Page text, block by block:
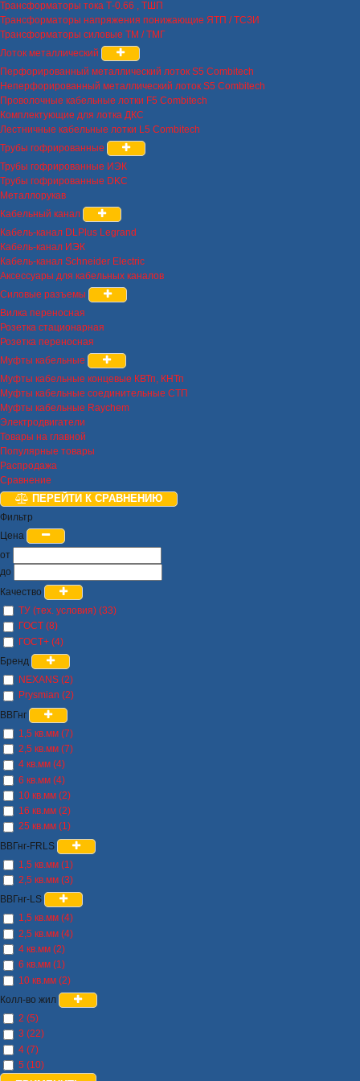
Трансформаторы тока Т-0.66 , ТШП
Трансформаторы напряжения понижающие ЯТП / ТСЗИ
Трансформаторы силовые ТМ / ТМГ
Лоток металлический
Перфорированный металлический лоток S5 Combitech
Неперфорированный металлический лоток S5 Combitech
Проволочные кабельные лотки F5 Combitech
Комплектующие для лотка ДКС
Лестничные кабельные лотки L5 Combitech
Трубы гофрированные
Трубы гофрированные ИЭК
Трубы гофрированные DKC
Металлорукав
Кабельный канал
Кабель-канал DLPlus Legrand
Кабель-канал ИЭК
Кабель-канал Schneider Electric
Аксессуары для кабельных каналов
Силовые разъемы
Вилка переносная
Розетка стационарная
Розетка переносная
Муфты кабельные
Муфты кабельные концевые КВТп, КНТп
Муфты кабельные соединительные СТП
Муфты кабельные Raychem
Электродвигатели
Товары на главной
Популярные товары
Распродажа
Сравнение
ПЕРЕЙТИ К СРАВНЕНИЮ
Фильтр
Цена
от
до
Качество
ТУ (тех. условия) (33)
ГОСТ (8)
ГОСТ+ (4)
Бренд
NEXANS (2)
Prysmian (2)
ВВГнг
1,5 кв.мм (7)
2,5 кв.мм (7)
4 кв.мм (4)
6 кв.мм (4)
10 кв.мм (2)
16 кв.мм (2)
25 кв.мм (1)
ВВГнг-FRLS
1,5 кв.мм (1)
2,5 кв.мм (3)
ВВГнг-LS
1,5 кв.мм (4)
2,5 кв.мм (4)
4 кв.мм (2)
6 кв.мм (1)
10 кв.мм (2)
Колл-во жил
2 (5)
3 (22)
4 (7)
5 (10)